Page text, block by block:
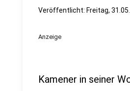
Veröffentlicht: Freitag,
Anzeige
Kamener in seiner